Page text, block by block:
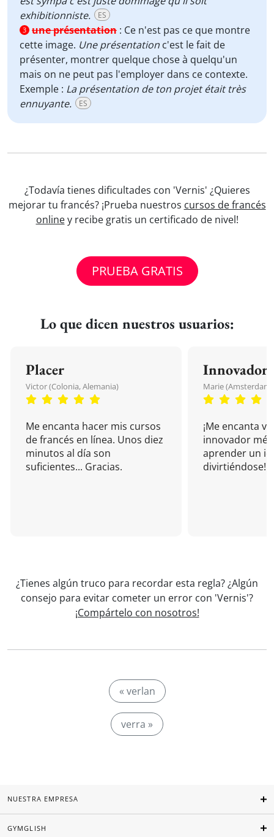
exhibitionniste.
ES
3 une présentation : Ce n'est pas ce que montre
cette image. Une présentation c'est le fait de
présenter, montrer quelque chose à quelqu'un
mais on ne peut pas l'employer dans ce contexte.
Exemple : La présentation de ton projet était très
ennuyante.
ES
¿Todavía tienes dificultades con 'Vernis' ¿Quieres
mejorar tu francés? ¡Prueba nuestros cursos de francés
onliney recibe gratis un certificado de nivel!
PRUEBA GRATIS
Lo que dicen nuestros usuarios:
Placer
Victor (Colonia, Alemania)
Me encanta hacer mis cursos
de francés en línea. Unos diez
minutos al día son
suficientes... Gracias.
Innovador
Marie (Amsterdam,
¡Me encanta
innovador
aprender un
divirtiéndose!
¿Tienes algún truco para recordar esta regla? ¿Algún
consejo para evitar cometer un error con 'Vernis'?
¡Compártelo con nosotros!
« verlan
verra »
NUESTRA EMPRESA
GYMGLISH